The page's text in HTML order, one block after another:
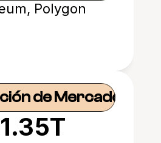
Polygon
de Mercado